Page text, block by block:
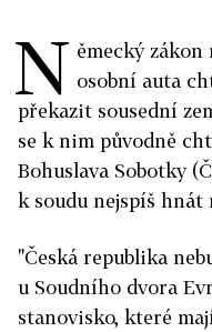
N ěmecký
osobní auta
překazit sousední
se k nim původně
Bohuslava Sobotky
k soudu nejspíš hnát
"Česká republika
u Soudního dvora
stanovisko, které